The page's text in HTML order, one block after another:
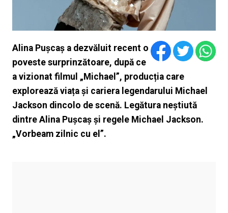
Alina Pușcaș a dezvăluit recent o
poveste surprinzătoare, după ce
a vizionat filmul „Michael”, producția care
explorează viața și cariera legendarului Michael
Jackson dincolo de scenă. Legătura neștiută
dintre Alina Pușcaș și regele Michael Jackson.
„Vorbeam zilnic cu el”.